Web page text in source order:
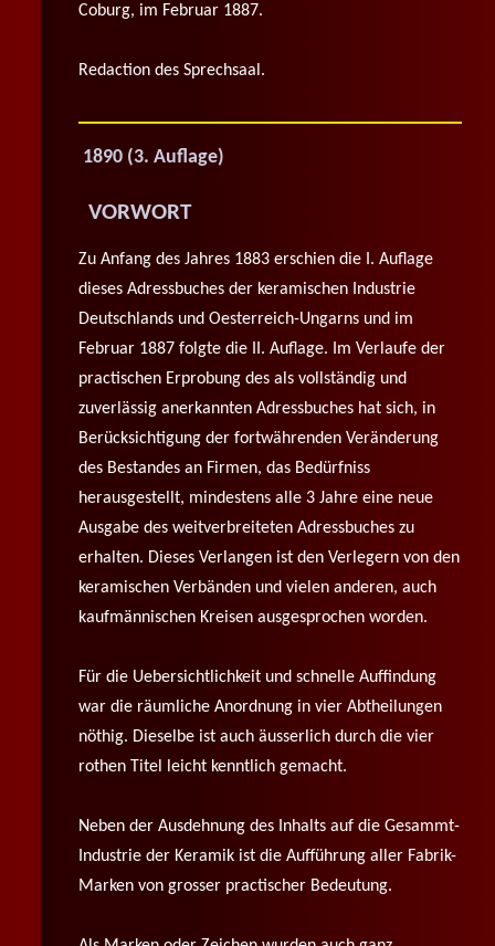
Coburg, im Februar 1887.
Redaction des Sprechsaal.
1890 (3. Auflage)
VORWORT
Zu Anfang des Jahres 1883 erschien die I. Auflage
dieses Adressbuches der keramischen Industrie
Deutschlands und Oesterreich-Ungarns und im
Februar 1887 folgte die II. Auflage. Im Verlaufe der
practischen Erprobung des als vollständig und
zuverlässig anerkannten Adressbuches hat sich, in
Berücksichtigung der fortwährenden Veränderung
des Bestandes an Firmen, das Bedürfniss
herausgestellt, mindestens alle 3 Jahre eine neue
Ausgabe des weitverbreiteten Adressbuches zu
erhalten. Dieses Verlangen ist den Verlegern von den
keramischen Verbänden und vielen anderen, auch
kaufmännischen Kreisen ausgesprochen worden.
Für die Uebersichtlichkeit und schnelle Auffindung
war die räumliche Anordnung in vier Abtheilungen
nöthig. Dieselbe ist auch äusserlich durch die vier
rothen Titel leicht kenntlich gemacht.
Neben der Ausdehnung des Inhalts auf die Gesammt-
Industrie der Keramik ist die Aufführung aller Fabrik-
Marken von grosser practischer Bedeutung.